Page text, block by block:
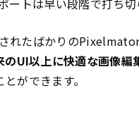
ートは早い段階で打ち切
れたばかりの
のUI以上に快適な画像編
ができます。